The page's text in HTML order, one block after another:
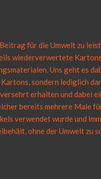
für die Umwelt zu
wiederverwertete
Uns geht es
sondern lediglich
erhalten und dabei
bereits mehrere Male
verwendet wurde und
ohne der Umwelt zu